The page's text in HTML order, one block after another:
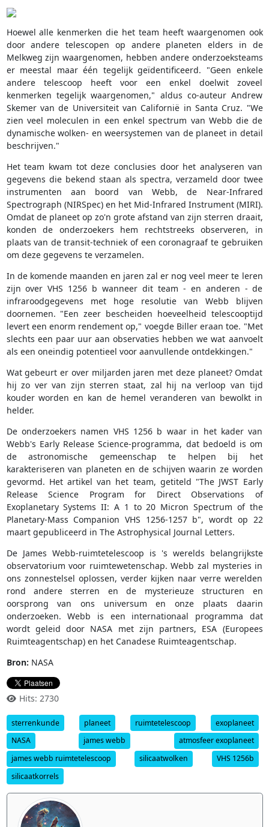
Hoewel alle kenmerken die het team heeft waargenomen ook
door andere telescopen op andere planeten elders in de
Melkweg zijn waargenomen, hebben andere onderzoeksteams
er meestal maar één tegelijk geïdentificeerd. "Geen enkele
andere telescoop heeft voor een enkel doelwit zoveel
kenmerken tegelijk waargenomen," aldus co-auteur Andrew
Skemer van de Universiteit van Californië in Santa Cruz. "We
zien veel moleculen in een enkel spectrum van Webb die de
dynamische wolken- en weersystemen van de planeet in detail
beschrijven."
Het team kwam tot deze conclusies door het analyseren van
gegevens die bekend staan als spectra, verzameld door twee
instrumenten aan boord van Webb, de Near-Infrared
Spectrograph (NIRSpec) en het Mid-Infrared Instrument (MIRI).
Omdat de planeet op zo'n grote afstand van zijn sterren draait,
konden de onderzoekers hem rechtstreeks observeren, in
plaats van de transit-techniek of een coronagraaf te gebruiken
om deze gegevens te verzamelen.
In de komende maanden en jaren zal er nog veel meer te leren
zijn over VHS 1256 b wanneer dit team - en anderen - de
infraroodgegevens met hoge resolutie van Webb blijven
doornemen. "Een zeer bescheiden hoeveelheid telescooptijd
levert een enorm rendement op," voegde Biller eraan toe. "Met
slechts een paar uur aan observaties hebben we wat aanvoelt
als een oneindig potentieel voor aanvullende ontdekkingen."
Wat gebeurt er over miljarden jaren met deze planeet? Omdat
hij zo ver van zijn sterren staat, zal hij na verloop van tijd
kouder worden en kan de hemel veranderen van bewolkt in
helder.
De onderzoekers namen VHS 1256 b waar in het kader van
Webb's Early Release Science-programma, dat bedoeld is om
de astronomische gemeenschap te helpen bij het
karakteriseren van planeten en de schijven waarin ze worden
gevormd. Het artikel van het team, getiteld "The JWST Early
Release Science Program for Direct Observations of
Exoplanetary Systems II: A 1 to 20 Micron Spectrum of the
Planetary-Mass Companion VHS 1256-1257 b", wordt op 22
maart gepubliceerd in The Astrophysical Journal Letters.
De James Webb-ruimtetelescoop is 's werelds belangrijkste
observatorium voor ruimtewetenschap. Webb zal mysteries in
ons zonnestelsel oplossen, verder kijken naar verre werelden
rond andere sterren en de mysterieuze structuren en
oorsprong van ons universum en onze plaats daarin
onderzoeken. Webb is een internationaal programma dat
wordt geleid door NASA met zijn partners, ESA (Europees
Ruimteagentschap) en het Canadese Ruimteagentschap.
Bron: NASA
Hits: 2730
sterrenkunde planeet ruimtetelescoop
exoplaneet
NASA
james webb
atmosfeer exoplaneet
james webb ruimtetelescoop
silicaatwolken
VHS 1256b
silicaatkorrels